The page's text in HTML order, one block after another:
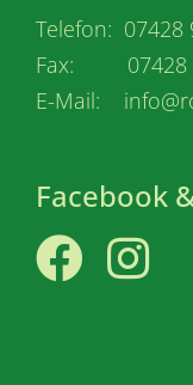
Telefon: 07428
Fax: 07428
E-Mail:
Facebook